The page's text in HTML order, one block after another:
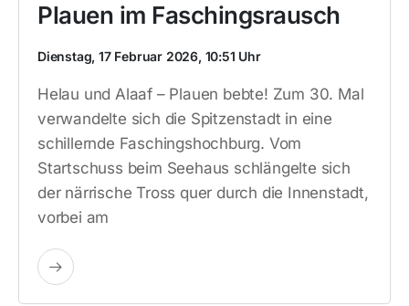
Plauen im Faschingsrausch
Dienstag, 17 Februar 2026, 10:51 Uhr
Helau und Alaaf – Plauen bebte! Zum 30. Mal
verwandelte sich die Spitzenstadt in eine
schillernde Faschingshochburg. Vom
Startschuss beim Seehaus schlängelte sich
der närrische Tross quer durch die Innenstadt,
vorbei am